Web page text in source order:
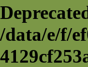
/data/e/f/